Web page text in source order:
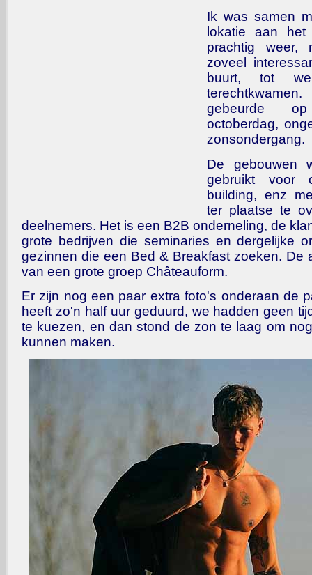
Ik was samen
lokatie aan
prachtig
zoveel
buurt, tot
gebeurde
octoberdag,
zonsondergang.
De gebouwen
gebruikt voor
building, enz
ter plaatse te
deelnemers. Het is een B2B onderneling, de
grote bedrijven die seminaries en dergelijke
gezinnen die een Bed & Breakfast zoeken. De
van een grote groep Châteauform.
Er zijn nog een paar extra foto's onderaan de
heeft zo'n half uur geduurd, we hadden geen
te kuezen, en dan stond de zon te laag om
kunnen maken.